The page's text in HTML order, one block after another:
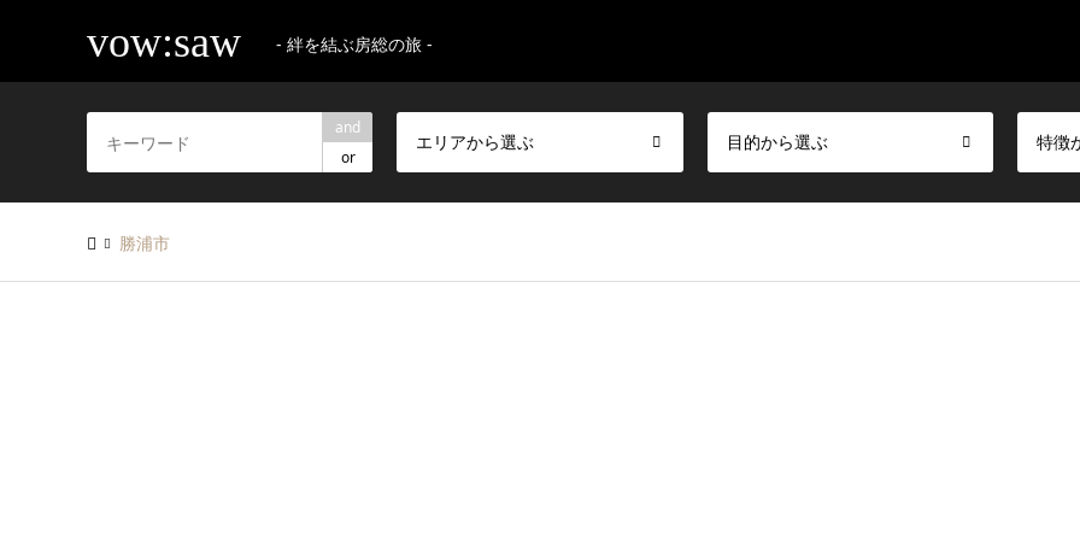
vow:saw - 絆を結ぶ房総の旅 -
and
or
エリアから選ぶ 目的から選ぶ 特徴
勝浦市